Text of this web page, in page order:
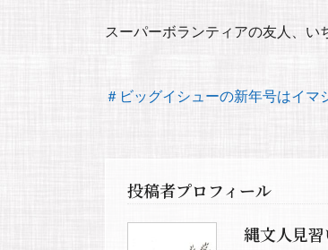
スーパーボランティアの友人、い
＃ビッグイシューの新年号はイマ
投稿者プロフィール
縄文人見習